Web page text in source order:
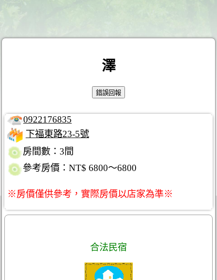
澤
0922176835
下福東路23-5號
房間數：3間
參考房價：NT$ 6800～6800
※房價僅供參考，實際房價以店家為準※
合法民宿